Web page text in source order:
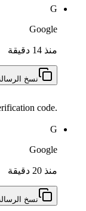
G
Google
منذ 14 دقيقة
نسخ
code.
G
Google
منذ 20 دقيقة
نسخ